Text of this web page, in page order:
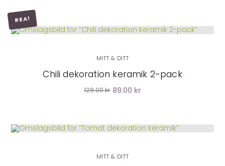
REA!
LÄGG I VARUKORG
MITT & DITT
Chili dekoration keramik 2-pack
129.00 kr 89.00 kr
MITT & DITT